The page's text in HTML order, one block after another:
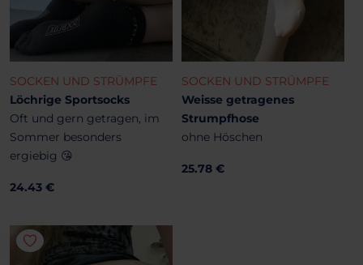
SOCKEN UND STRÜMPFE
Löchrige Sportsocks
Oft und gern getragen, im
Sommer besonders
ergiebig 😘
24.43 €
SOCKEN UND STRÜMPFE
Weisse getragenes
Strumpfhose
ohne Höschen
25.78 €